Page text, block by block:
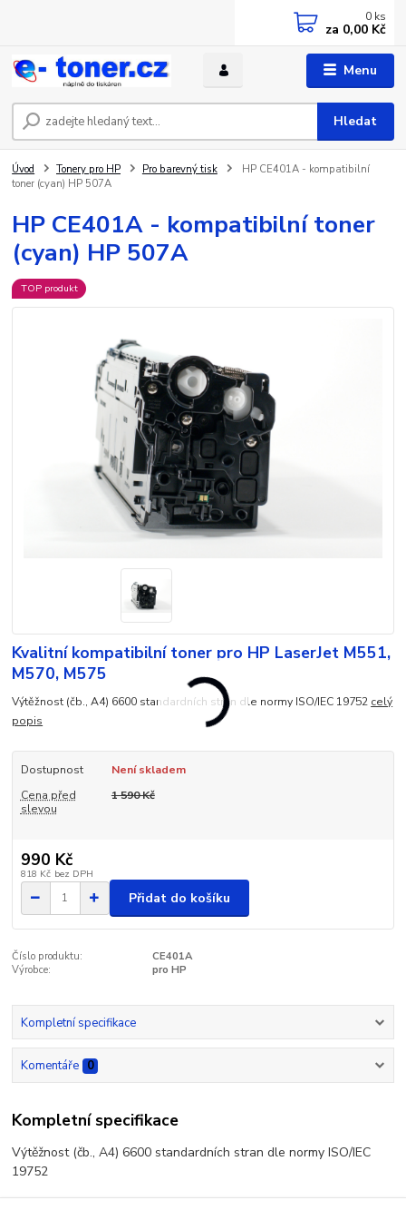
Menu
Hledat
0 ks
za 0,00 Kč
Úvod Tonery pro HP Pro barevný tisk
HP CE401A - kompatibilní
toner (cyan) HP 507A
HP CE401A - kompatibilní toner
(cyan) HP 507A
TOP produkt
Kvalitní kompatibilní toner pro HP LaserJet M551,
M570, M575
Výtěžnost (čb., A4) 6600 standardních stran dle normy ISO/IEC 19752 celý
popis
Dostupnost
Není skladem
Cena před
slevou
1 590 Kč
990 Kč
818 Kč bez DPH
Přidat do košíku
Číslo produktu:
CE401A
Výrobce:
pro HP
Kompletní specifikace
Komentáře 0
Kompletní specifikace
Výtěžnost (čb., A4) 6600 standardních stran dle normy ISO/IEC
19752